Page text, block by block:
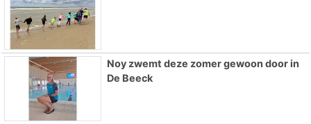
Noy zwemt deze zomer gewoon door in
De Beeck